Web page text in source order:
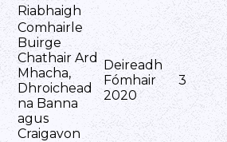
Riabhaigh
Comhairle
Buirge
Chathair Ard
Mhacha,
Dhroichead
na Banna
agus
Craigavon
Deireadh
Fómhair
2020
3